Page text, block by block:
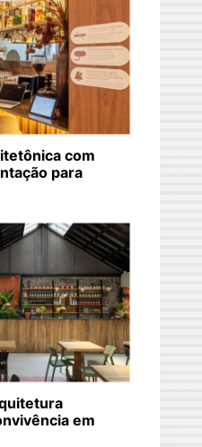
com
para
em